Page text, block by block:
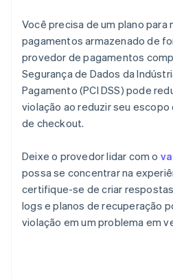
Você precisa de um plano para
pagamentos armazenado de
provedor de pagamentos
Segurança de Dados da
Pagamento (PCI DSS) pode
violação ao reduzir seu
de checkout.
Deixe o provedor lidar com o
possa se concentrar na
certifique-se de criar
logs e planos de recuperação
violação em um problema em